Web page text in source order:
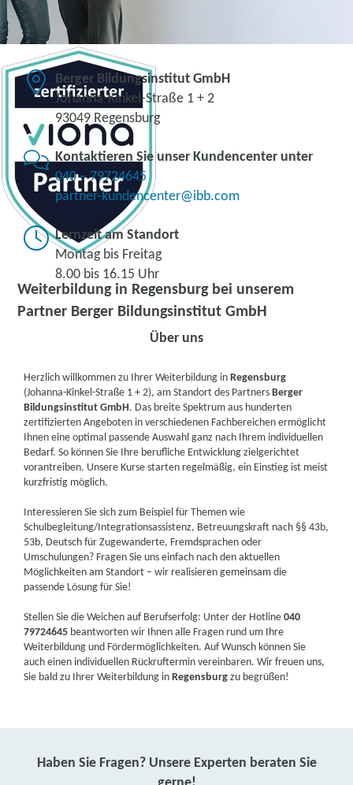
Weiterbildung in Regensburg bei unserem
Partner Berger Bildungsinstitut GmbH
Berger Bildungsinstitut GmbH
Johanna-Kinkel-Straße 1 + 2
93049 Regensburg
Kontaktieren Sie unser Kundencenter unter
040 – 79724645
partner-kundencenter@ibb.com
Lernzeit am Standort
Montag bis Freitag
8.00 bis 16.15 Uhr
Über uns
Herzlich willkommen zu Ihrer Weiterbildung inRegensburg
(Johanna-Kinkel-Straße 1 + 2), am Standort des PartnersBerger
Bildungsinstitut GmbH. Das breite Spektrum aus hunderten
zertifizierten Angeboten in verschiedenen Fachbereichen ermöglicht
Ihnen eine optimal passende Auswahl ganz nach Ihrem individuellen
Bedarf. So können Sie Ihre berufliche Entwicklung zielgerichtet
vorantreiben. Unsere Kurse starten regelmäßig, ein Einstieg ist meist
kurzfristig möglich.
Interessieren Sie sich zum Beispiel für Themen wie
Schulbegleitung/Integrationsassistenz, Betreuungskraft nach §§ 43b,
53b, Deutsch für Zugewanderte, Fremdsprachen oder
Umschulungen? Fragen Sie uns einfach nach den aktuellen
Möglichkeiten am Standort – wir realisieren gemeinsam die
passende Lösung für Sie!
Stellen Sie die Weichen auf Berufserfolg: Unter der Hotline040
79724645 beantworten wir Ihnen alle Fragen rund um Ihre
Weiterbildung und Fördermöglichkeiten. Auf Wunsch können Sie
auch einen individuellen Rückruftermin vereinbaren. Wir freuen uns,
Sie bald zu Ihrer Weiterbildung inRegensburg zu begrüßen!
Haben Sie Fragen? Unsere Experten beraten Sie